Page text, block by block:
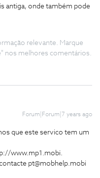
antiga, onde também pode
relevante. Marque
nos melhores comentários.
Forum|Forum|7 years ago
que este servico tem um
www.mp1.mobi.
pt@mobhelp.mobi